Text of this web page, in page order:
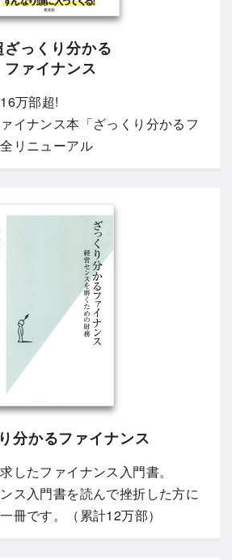
ざっくり分かる
ファイナンス
万部超!
イナンス本「ざっくり分かるフ
リニューアル
分かるファイナンス
したファイナンス入門書。
ス入門書を読んで挫折した方に
冊です。（累計12万部）